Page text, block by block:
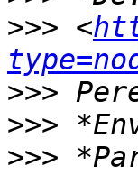
>>> <
>>>
>>>
>>>